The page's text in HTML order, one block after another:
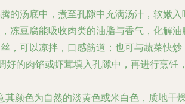
的汤底中，煮至孔隙中充满汤汁，软嫩入
冻豆腐能吸收肉类的油脂与香气，化解
，可以凉拌，口感筋道；也可与蔬菜快炒
好的肉馅或虾茸填入孔隙中，再进行烹饪
颜色为自然的淡黄色或米白色，质地